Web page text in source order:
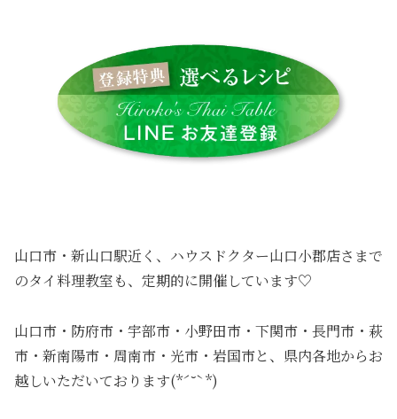
山口市・新山口駅近く、ハウスドクター山口小郡店さまで
のタイ料理教室も、定期的に開催しています♡
山口市・防府市・宇部市・小野田市・下関市・長門市・萩
市・新南陽市・周南市・光市・岩国市と、県内各地からお
越しいただいております(*ˊ˘ˋ*)